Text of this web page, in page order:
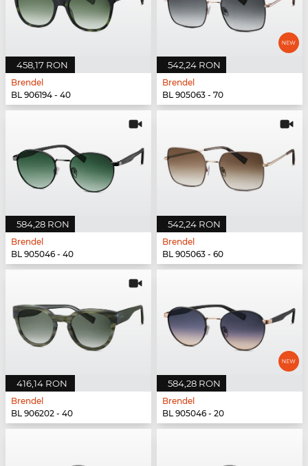
458,17 RON
Brendel
BL 906194 - 40
542,24 RON
Brendel
BL 905063 - 70
584,28 RON
Brendel
BL 905046 - 40
542,24 RON
Brendel
BL 905063 - 60
416,14 RON
Brendel
BL 906202 - 40
584,28 RON
Brendel
BL 905046 - 20